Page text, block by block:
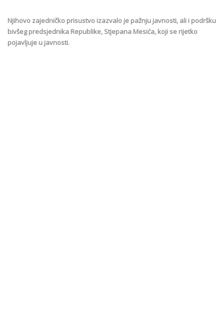
Njihovo zajedničko prisustvo izazvalo je pažnju javnosti, ali i podršku
bivšeg predsjednika Republike, Stjepana Mesića, koji se rijetko
pojavljuje u javnosti.